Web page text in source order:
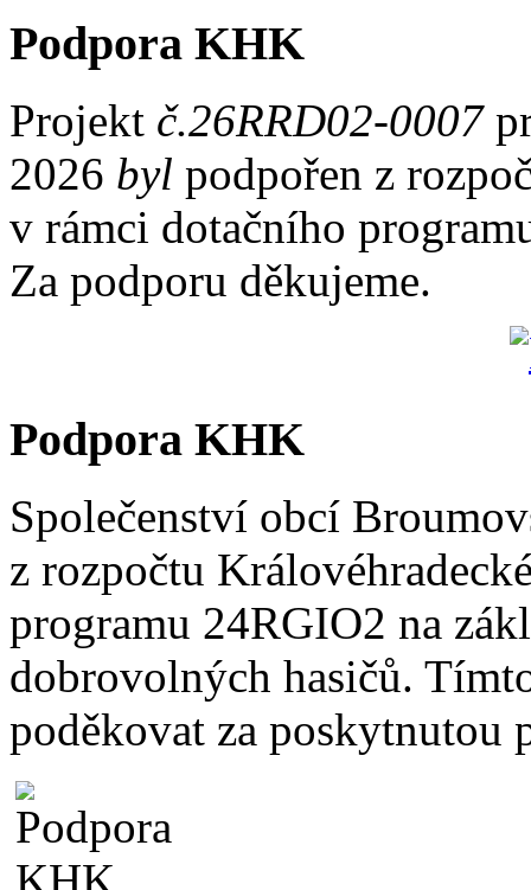
Podpora KHK
Projekt č.26RRD02-0007
2026 byl podpořen z
v rámci dotačního
Za podporu děkujeme.
Podpora KHK
Společenství obcí
z rozpočtu
programu 24RGIO2 na
dobrovolných hasičů.
poděkovat za poskytnutou